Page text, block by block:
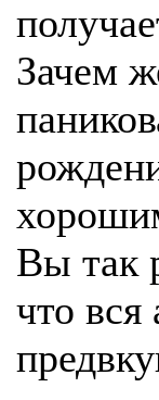
Зачем
Вы так
что